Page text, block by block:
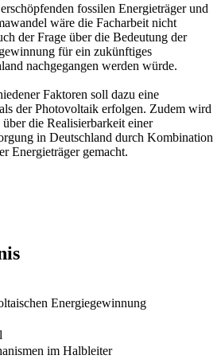
fossilen Energieträger und
wäre die Facharbeit nicht
der Frage über die Bedeutung der
für ein zukünftiges
nachgegangen werden würde.
Faktoren soll dazu eine
der Photovoltaik erfolgen. Zudem wird
die Realisierbarkeit einer
in Deutschland durch Kombination
Energieträger gemacht.
Energiegewinnung
im Halbleiter